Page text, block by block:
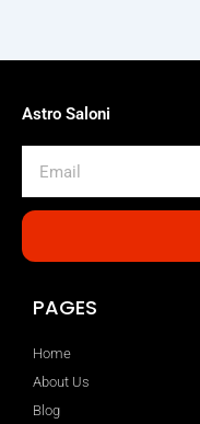
Astro Saloni
PAGES
Home
About Us
Blog